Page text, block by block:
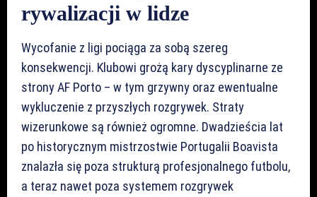
rywalizacji w lidze
Wycofanie z ligi pociąga za sobą szereg
konsekwencji. Klubowi grożą kary dyscyplinarne ze
strony AF Porto – w tym grzywny oraz ewentualne
wykluczenie z przyszłych rozgrywek. Straty
wizerunkowe są również ogromne. Dwadzieścia lat
po historycznym mistrzostwie Portugalii Boavista
znalazła się poza strukturą profesjonalnego futbolu,
a teraz nawet poza systemem rozgrywek